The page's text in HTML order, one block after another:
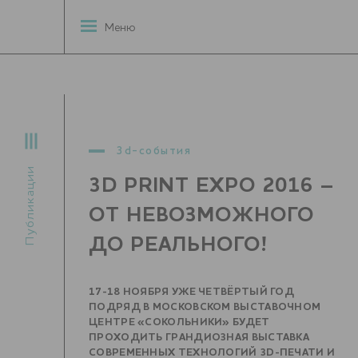
Публикации
Меню
3d-события
3D PRINT EXPO 2016 –
ОТ НЕВОЗМОЖНОГО
ДО РЕАЛЬНОГО!
17-18 НОЯБРЯ УЖЕ ЧЕТВЁРТЫЙ ГОД
ПОДРЯД В МОСКОВСКОМ ВЫСТАВОЧНОМ
ЦЕНТРЕ «СОКОЛЬНИКИ» БУДЕТ
ПРОХОДИТЬ ГРАНДИОЗНАЯ ВЫСТАВКА
СОВРЕМЕННЫХ ТЕХНОЛОГИЙ 3D-ПЕЧАТИ И